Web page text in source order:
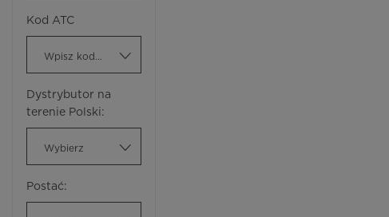
Kod ATC
Dystrybutor na
terenie Polski:
Wybierz
Postać: